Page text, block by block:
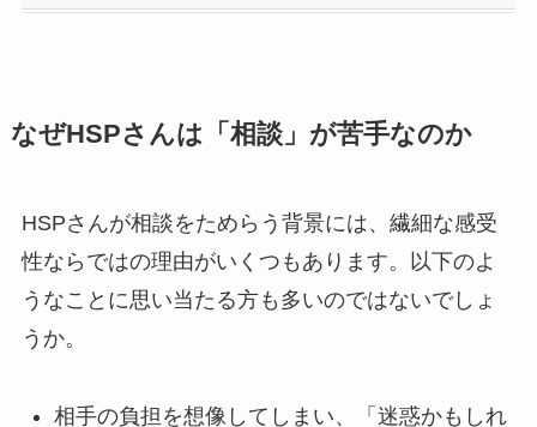
なぜHSPさんは「相談」が苦手なのか
HSPさんが相談をためらう背景には、繊細な感受
性ならではの理由がいくつもあります。以下のよ
うなことに思い当たる方も多いのではないでしょ
うか。
相手の負担を想像してしまい、「迷惑かもしれ